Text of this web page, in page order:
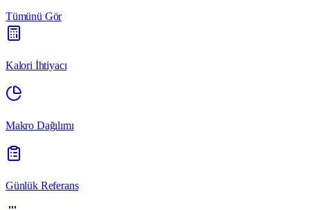
Tümünü Gör
Kalori İhtiyacı
Makro Dağılımı
Günlük Referans